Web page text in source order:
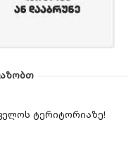
ტერიტორიაზე!